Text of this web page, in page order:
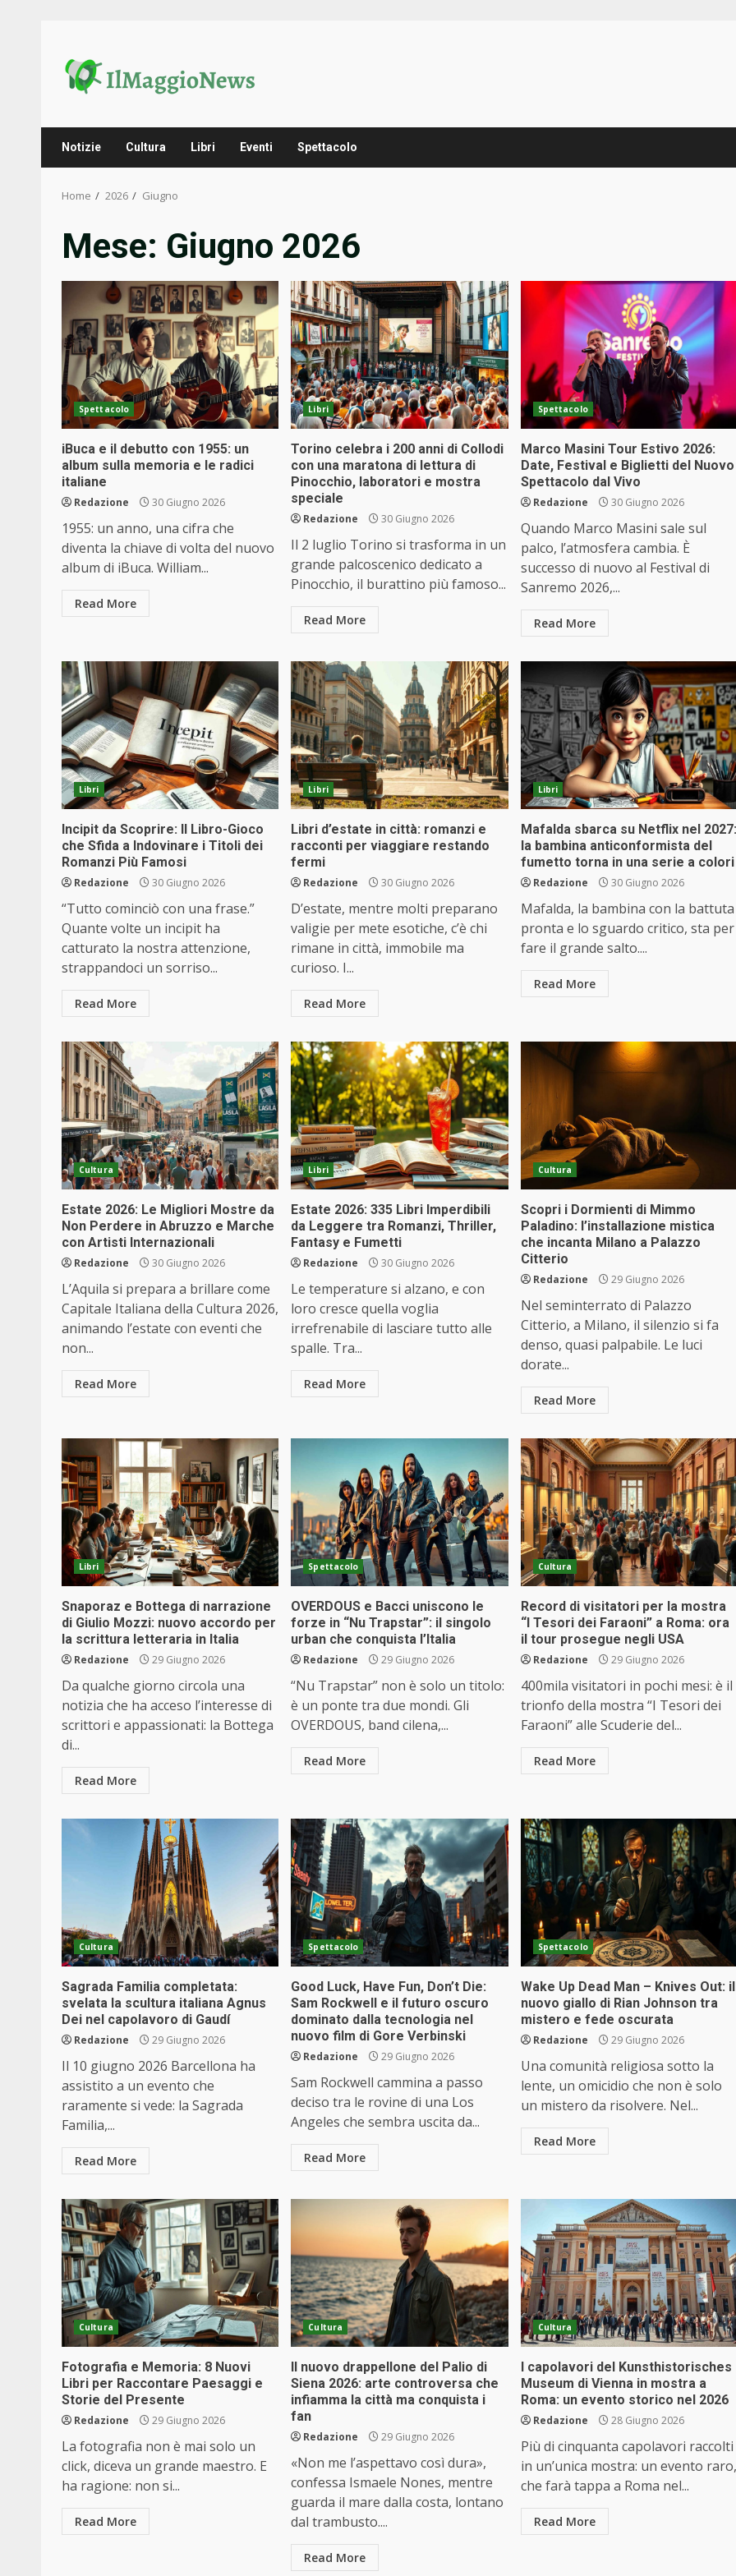
content
Notizie Cultura Libri Eventi Spettacolo
Home 2026 Giugno
Mese: Giugno 2026
Spettacolo
iBuca e il debutto con 1955: un
album sulla memoria e le radici
italiane
Redazione 30 Giugno 2026
1955: un anno, una cifra che
diventa la chiave di volta del nuovo
album di iBuca. William...
Read More
Libri
Torino celebra i 200 anni di Collodi
con una maratona di lettura di
Pinocchio, laboratori e mostra
speciale
Redazione 30 Giugno 2026
Il 2 luglio Torino si trasforma in un
grande palcoscenico dedicato a
Pinocchio, il burattino più famoso...
Read More
Spettacolo
Marco Masini Tour Estivo 2026:
Date, Festival e Biglietti del Nuovo
Spettacolo dal Vivo
Redazione 30 Giugno 2026
Quando Marco Masini sale sul
palco, l’atmosfera cambia. È
successo di nuovo al Festival di
Sanremo 2026,...
Read More
Libri
Incipit da Scoprire: Il Libro-Gioco
che Sfida a Indovinare i Titoli dei
Romanzi Più Famosi
Redazione 30 Giugno 2026
“Tutto cominciò con una frase.”
Quante volte un incipit ha
catturato la nostra attenzione,
strappandoci un sorriso...
Read More
Libri
Libri d’estate in città: romanzi e
racconti per viaggiare restando
fermi
Redazione 30 Giugno 2026
D’estate, mentre molti preparano
valigie per mete esotiche, c’è chi
rimane in città, immobile ma
curioso. I...
Read More
Libri
Mafalda sbarca su Netflix nel 2027:
la bambina anticonformista del
fumetto torna in una serie a colori
Redazione 30 Giugno 2026
Mafalda, la bambina con la battuta
pronta e lo sguardo critico, sta per
fare il grande salto....
Read More
Cultura
Estate 2026: Le Migliori Mostre da
Non Perdere in Abruzzo e Marche
con Artisti Internazionali
Redazione 30 Giugno 2026
L’Aquila si prepara a brillare come
Capitale Italiana della Cultura 2026,
animando l’estate con eventi che
non...
Read More
Libri
Estate 2026: 335 Libri Imperdibili
da Leggere tra Romanzi, Thriller,
Fantasy e Fumetti
Redazione 30 Giugno 2026
Le temperature si alzano, e con
loro cresce quella voglia
irrefrenabile di lasciare tutto alle
spalle. Tra...
Read More
Cultura
Scopri i Dormienti di Mimmo
Paladino: l’installazione mistica
che incanta Milano a Palazzo
Citterio
Redazione 29 Giugno 2026
Nel seminterrato di Palazzo
Citterio, a Milano, il silenzio si fa
denso, quasi palpabile. Le luci
dorate...
Read More
Libri
Snaporaz e Bottega di narrazione
di Giulio Mozzi: nuovo accordo per
la scrittura letteraria in Italia
Redazione 29 Giugno 2026
Da qualche giorno circola una
notizia che ha acceso l’interesse di
scrittori e appassionati: la Bottega
di...
Read More
Spettacolo
OVERDOUS e Bacci uniscono le
forze in “Nu Trapstar”: il singolo
urban che conquista l’Italia
Redazione 29 Giugno 2026
“Nu Trapstar” non è solo un titolo:
è un ponte tra due mondi. Gli
OVERDOUS, band cilena,...
Read More
Cultura
Record di visitatori per la mostra
“I Tesori dei Faraoni” a Roma: ora
il tour prosegue negli USA
Redazione 29 Giugno 2026
400mila visitatori in pochi mesi: è il
trionfo della mostra “I Tesori dei
Faraoni” alle Scuderie del...
Read More
Cultura
Sagrada Familia completata:
svelata la scultura italiana Agnus
Dei nel capolavoro di Gaudí
Redazione 29 Giugno 2026
Il 10 giugno 2026 Barcellona ha
assistito a un evento che
raramente si vede: la Sagrada
Familia,...
Read More
Spettacolo
Good Luck, Have Fun, Don’t Die:
Sam Rockwell e il futuro oscuro
dominato dalla tecnologia nel
nuovo film di Gore Verbinski
Redazione 29 Giugno 2026
Sam Rockwell cammina a passo
deciso tra le rovine di una Los
Angeles che sembra uscita da...
Read More
Spettacolo
Wake Up Dead Man – Knives Out: il
nuovo giallo di Rian Johnson tra
mistero e fede oscurata
Redazione 29 Giugno 2026
Una comunità religiosa sotto la
lente, un omicidio che non è solo
un mistero da risolvere. Nel...
Read More
Cultura
Fotografia e Memoria: 8 Nuovi
Libri per Raccontare Paesaggi e
Storie del Presente
Redazione 29 Giugno 2026
La fotografia non è mai solo un
click, diceva un grande maestro. E
ha ragione: non si...
Read More
Cultura
Il nuovo drappellone del Palio di
Siena 2026: arte controversa che
infiamma la città ma conquista i
fan
Redazione 29 Giugno 2026
«Non me l’aspettavo così dura»,
confessa Ismaele Nones, mentre
guarda il mare dalla costa, lontano
dal trambusto....
Read More
Cultura
I capolavori del Kunsthistorisches
Museum di Vienna in mostra a
Roma: un evento storico nel 2026
Redazione 28 Giugno 2026
Più di cinquanta capolavori raccolti
in un’unica mostra: un evento raro,
che farà tappa a Roma nel...
Read More